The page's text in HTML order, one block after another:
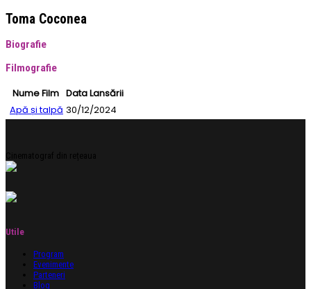
Toma Coconea
Biografie
Filmografie
Nume Film Data Lansării
Apă și talpă 30/12/2024
Cinematograf din rețeaua
Utile
Program
Evenimente
Parteneri
Blog